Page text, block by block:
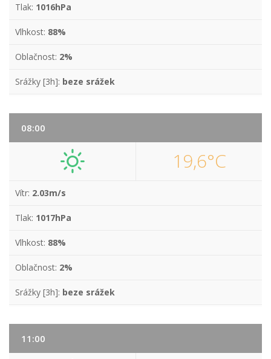
Tlak: 1016hPa
Vlhkost: 88%
Oblačnost: 2%
Srážky [3h]: beze srážek
08:00
19,6°C
Vítr: 2.03m/s
Tlak: 1017hPa
Vlhkost: 88%
Oblačnost: 2%
Srážky [3h]: beze srážek
11:00